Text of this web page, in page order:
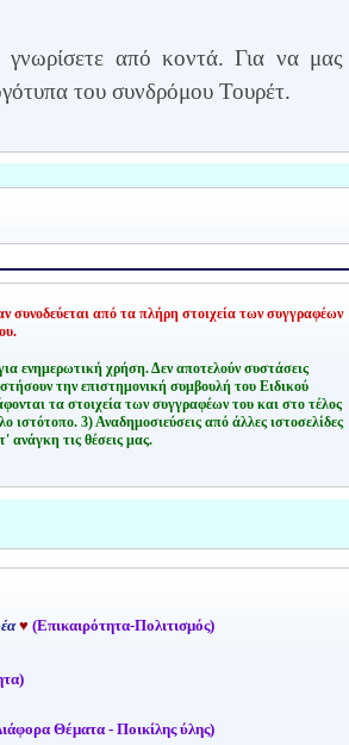
από κοντά. Για να μας
του συνδρόμου Τουρέτ.
συνοδεύεται από τα πλήρη στοιχεία των συγγραφέων
ενημερωτική χρήση. Δεν αποτελούν συστάσεις
την επιστημονική συμβουλή του Ειδικού
τα στοιχεία των συγγραφέων του και στο τέλος
ιστότοπο. 3) Αναδημοσιεύσεις από άλλες ιστοσελίδες
ανάγκη τις θέσεις μας.
♥ (Επικαιρότητα-Πολιτισμός)
Θέματα - Ποικίλης ύλης)